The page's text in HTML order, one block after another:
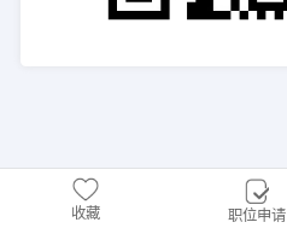
收藏 职位申请